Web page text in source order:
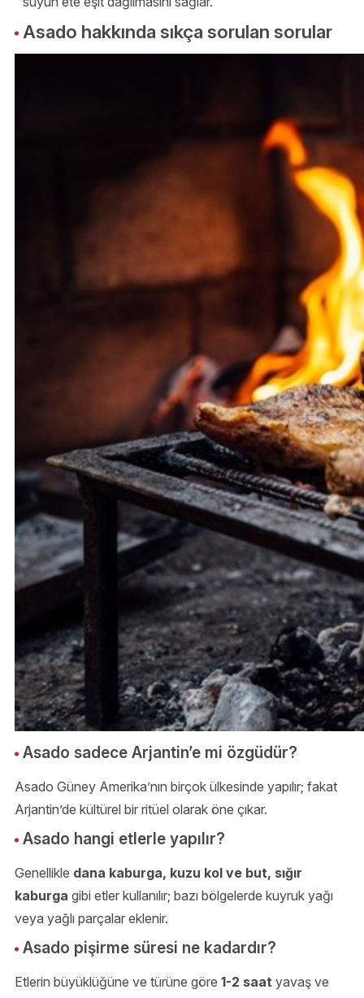
Asado hakkında sıkça sorulan sorular
Asado sadece Arjantin’e mi özgüdür?
Asado Güney Amerika’nın birçok ülkesinde yapılır; fakat
Arjantin’de kültürel bir ritüel olarak öne çıkar.
Asado hangi etlerle yapılır?
Genellikle dana kaburga, kuzu kol ve but, sığır
kaburga gibi etler kullanılır; bazı bölgelerde kuyruk yağı
veya yağlı parçalar eklenir.
Asado pişirme süresi ne kadardır?
Etlerin büyüklüğüne ve türüne göre 1-2 saat yavaş ve